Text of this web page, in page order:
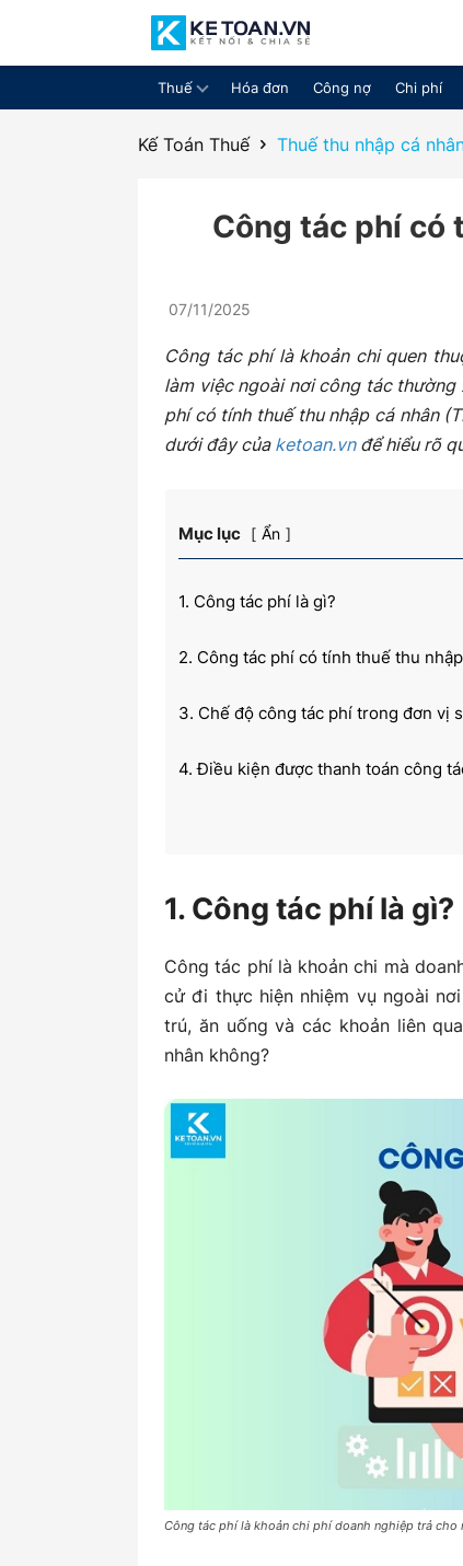
chia
thức
Thuế Hóa đơn Công nợ Chi phí
Kế Toán Thuế Thuế thu nhập cá
Công tác phí có
07/11/2025
Công tác phí là khoản chi quen
làm việc ngoài nơi công tác thường
phí có tính thuế thu nhập cá nhân
dưới đây của ketoan.vnđể hiểu rõ
Mục lục Ẩn
1. Công tác phí là gì?
2. Công tác phí có tính thuế thu
3. Chế độ công tác phí trong đơn vị
4. Điều kiện được thanh toán công
1. Công tác phí là gì?
Công tác phí là khoản chi mà
cử đi thực hiện nhiệm vụ ngoài
trú, ăn uống và các khoản liên
nhân không?
Công tác phí là khoản chi phí doanh nghiệp trả